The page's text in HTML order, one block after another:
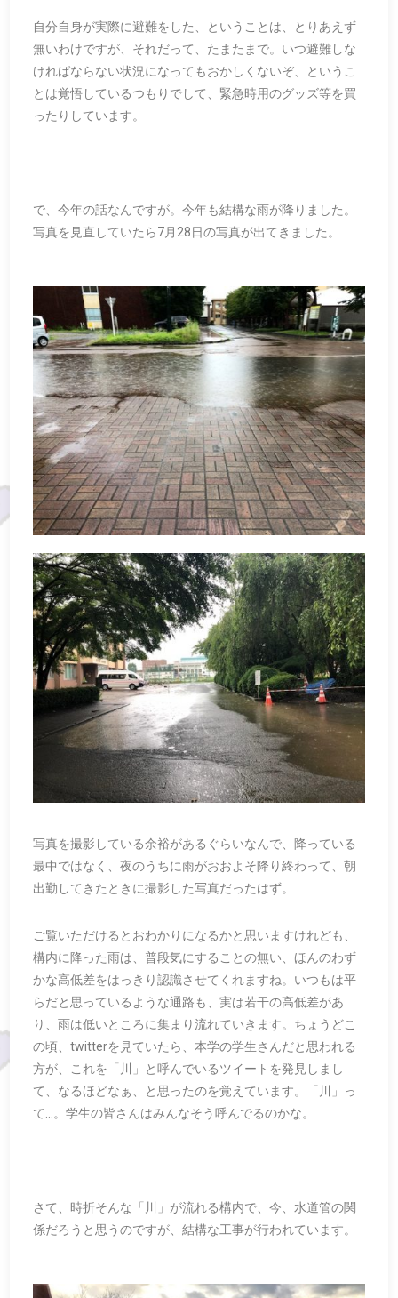
自分自身が実際に避難をした、ということは、とりあえず
無いわけですが、それだって、たまたまで。いつ避難しな
ければならない状況になってもおかしくないぞ、というこ
とは覚悟しているつもりでして、緊急時用のグッズ等を買
ったりしています。
で、今年の話なんですが。今年も結構な雨が降りました。
写真を見直していたら7月 28日の写真が出てきました。
写真を撮影している余裕があるぐらいなんで、降っている
最中ではなく、夜のうちに雨がおおよそ降り終わって、朝
出勤してきたときに撮影した写真だったはず。
ご覧いただけるとおわかりになるかと思いますけれども、
構内に降った雨は、普段気にすることの無い、ほんのわず
かな高低差をはっきり認識させてくれますね。いつもは平
らだと思っているような通路も、実は若干の高低差があ
り、雨は低いところに集まり流れていきます。ちょうどこ
の頃、twitterを見ていたら、本学の学生さんだと思われる
方が、これを「川」と呼んでいるツイートを発見しまし
て、なるほどなぁ、と思ったのを覚えています。「川」っ
て…。学生の皆さんはみんなそう呼んでるのかな。
さて、時折そんな「川」が流れる構内で、今、水道管の関
係だろうと思うのですが、結構な工事が行われています。